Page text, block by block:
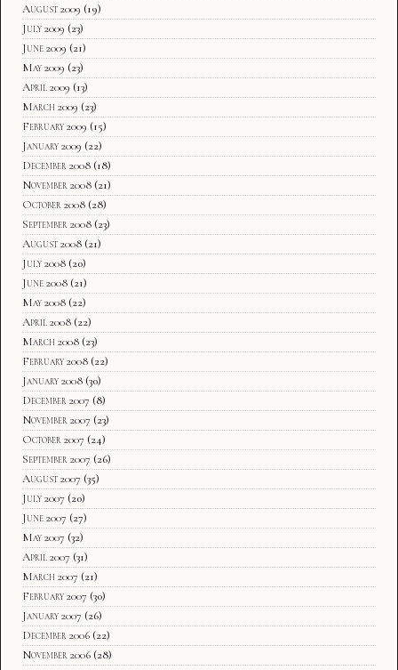
August 2009 (19)
July 2009 (23)
June 2009 (21)
May 2009 (23)
April 2009 (13)
March 2009 (23)
February 2009 (15)
January 2009 (22)
December 2008 (18)
November 2008 (21)
October 2008 (28)
September 2008 (23)
August 2008 (21)
July 2008 (20)
June 2008 (21)
May 2008 (22)
April 2008 (22)
March 2008 (23)
February 2008 (22)
January 2008 (30)
December 2007 (8)
November 2007 (23)
October 2007 (24)
September 2007 (26)
August 2007 (35)
July 2007 (20)
June 2007 (27)
May 2007 (32)
April 2007 (31)
March 2007 (21)
February 2007 (30)
January 2007 (26)
December 2006 (22)
November 2006 (28)